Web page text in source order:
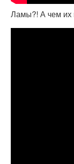
Ламы?! А чем их